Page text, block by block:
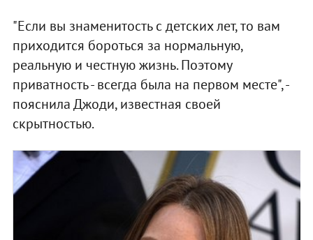
"Если вы знаменитость с детских лет, то вам
приходится бороться за нормальную,
реальную и честную жизнь. Поэтому
приватность - всегда была на первом месте", -
пояснила Джоди, известная своей
скрытностью.